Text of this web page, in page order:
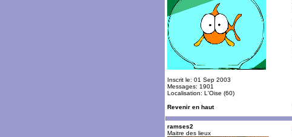
Inscrit le: 01 Sep 2003
Messages: 1901
Localisation: L'Oise (60)
Revenir en haut
ramses2
Maitre des lieux